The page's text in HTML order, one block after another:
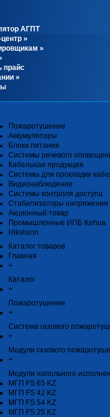
АГПТ
»
»
прайс
»
Пожаротушение
Аккумуляторы
Блоки питания
Системы речевого
Кабельная продукция
Системы для прокладки
Видеонаблюдение
Системы контроля доступа
Стабилизаторы напряжения
Акционный товар
Промышленные ИПБ Kehua
Hikvision
Каталог товаров
Главная
+
Каталог
+
Пожаротушение
+
Система газового
+
Модули газового
+
Модули напольного
МГП FS 65 KZ
МГП FS 42 KZ
МГП FS 54 KZ
МГП FS 25 KZ